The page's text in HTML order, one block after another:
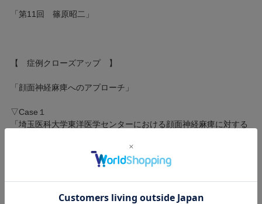
「第11回 篠原昭二」
【 症例クローズアップ 】
「顔面神経麻痺へのアプローチ」
▽Case１
「埼玉医科大学東洋医学センターにおける顔面神経麻痺に対する